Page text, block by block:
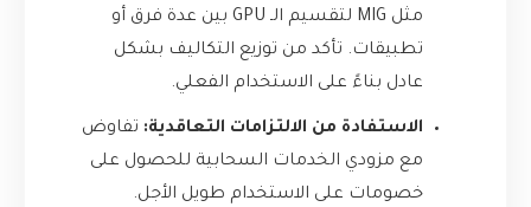
مثل MIG لتقسيم الـ GPU بين عدة فرق أو
تطبيقات. تأكد من توزيع التكاليف بشكل
عادل بناءً على الاستخدام الفعلي.
الاستفادة من الالتزامات التعاقدية: تفاوض
مع مزودي الخدمات السحابية للحصول على
خصومات على الاستخدام طويل الأجل.